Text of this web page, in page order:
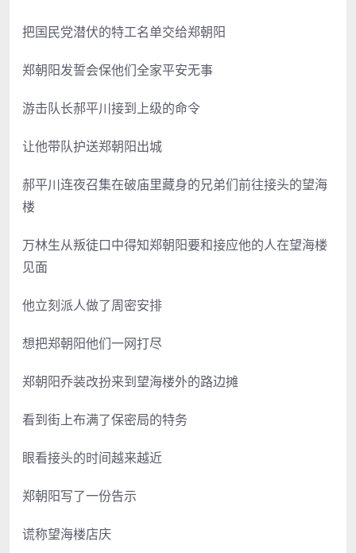
把国民党潜伏的特工名单交给郑朝阳
郑朝阳发誓会保他们全家平安无事
游击队长郝平川接到上级的命令
让他带队护送郑朝阳出城
郝平川连夜召集在破庙里藏身的兄弟们前往接头的望海
楼
万林生从叛徒口中得知郑朝阳要和接应他的人在望海楼
见面
他立刻派人做了周密安排
想把郑朝阳他们一网打尽
郑朝阳乔装改扮来到望海楼外的路边摊
看到街上布满了保密局的特务
眼看接头的时间越来越近
郑朝阳写了一份告示
谎称望海楼店庆